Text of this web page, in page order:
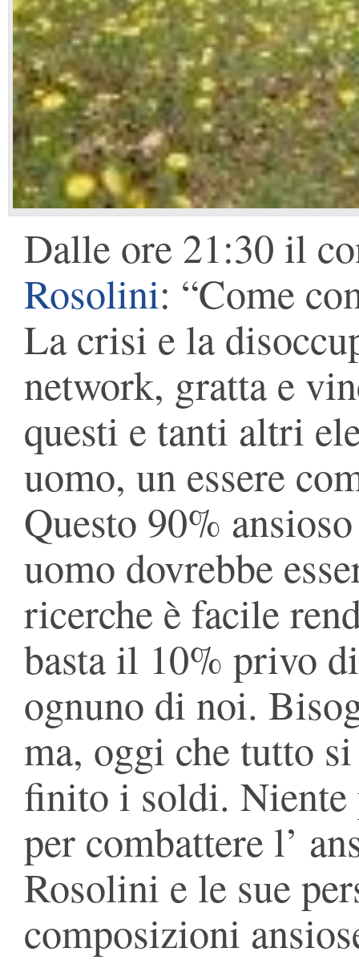
Dalle ore 21:30 il
Rosolini: “Come
La crisi e la
network, gratta e
questi e tanti altri
uomo, un essere
Questo 90%
uomo dovrebbe
ricerche è facile
basta il 10% privo
ognuno di noi.
ma, oggi che tutto
finito i soldi. Niente
per combattere l’
Rosolini e le sue
composizioni